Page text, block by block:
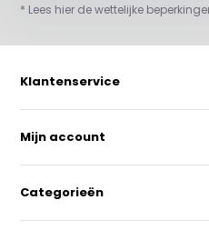
* Lees hier de wettelijke
Klantenservice
Mijn account
Categorieën